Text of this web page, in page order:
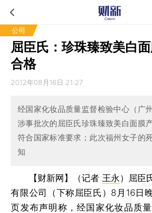
公司
屈臣氏：珍珠臻致美白
合格
2012年08月16日 21:27
经国家化妆品质量监督检验中心（广
涉事批次的屈臣氏珍珠臻致美白面膜
符合国家标准要求；此次福州女子的
知
【财新网】（记者 王永 ）
屈臣
有限公司（下称屈臣氏）8月16日
页发布声明称，经国家化妆品质